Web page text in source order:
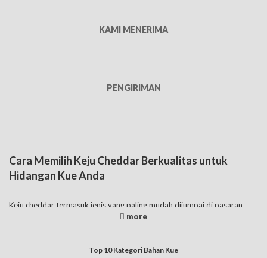
KAMI MENERIMA
PENGIRIMAN
Cara Memilih Keju Cheddar Berkualitas untuk
Hidangan Kue Anda
Keju cheddar termasuk jenis yang paling mudah dijumpai di pasaran,
juga paling banyak dipakai dalam pembuatan beragam jenis makanan.
juga ada dengan ukuran yang kecil. Sebenarnya untuk pembeliannya
Top 10 Kategori Bahan Kue